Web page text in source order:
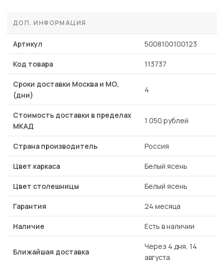
ДОП. ИНФОРМАЦИЯ
Артикул 5008100100123
Код товара 113737
Сроки доставки Москва и МО,
(дни)
4
Стоимость доставки в пределах
МКАД
1 050 рублей
Страна производитель Россия
Цвет каркаса Белый ясень
Цвет столешницы Белый ясень
Гарантия 24 месяца
Наличие Есть в наличии
Ближайшая доставка
Через 4 дня, 14
августа